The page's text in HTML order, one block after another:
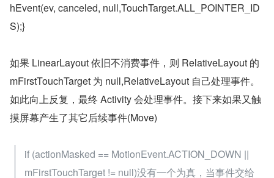
hEvent(ev, canceled, null,TouchTarget.ALL_POINTER_ID
S);}
如果 LinearLayout 依旧不消费事件，则 RelativeLayout 的
mFirstTouchTarget 为 null,RelativeLayout 自己处理事件。
如此向上反复，最终 Activity 会处理事件。接下来如果又触
摸屏幕产生了其它后续事件(Move)
if (actionMasked == MotionEvent.ACTION_DOWN ||
mFirstTouchTarget != null)没有一个为真，当事件交给